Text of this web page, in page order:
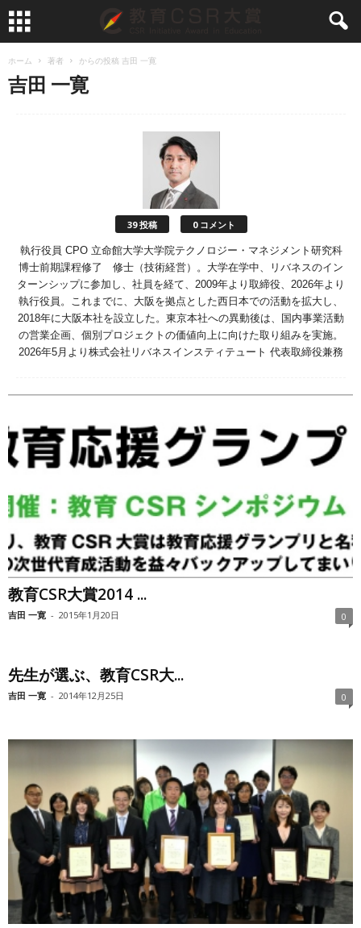
ホーム 著者 からの投稿 吉田 一寛
吉田 一寛
39 投稿 0 コメント
執行役員 CPO 立命館大学大学院テクノロジー・マネジメント研究科
博士前期課程修了 修士（技術経営）。大学在学中、リバネスのイン
ターンシップに参加し、社員を経て、2009年より取締役、2026年より
執行役員。これまでに、大阪を拠点とした西日本での活動を拡大し、
2018年に大阪本社を設立した。東京本社への異動後は、国内事業活動
の営業企画、個別プロジェクトの価値向上に向けた取り組みを実施。
2026年5月より株式会社リバネスインスティテュート 代表取締役兼務
教育CSR大賞2014 ...
吉田 一寛 - 2015年1月20日 0
先生が選ぶ、教育CSR大...
吉田 一寛 - 2014年12月25日 0